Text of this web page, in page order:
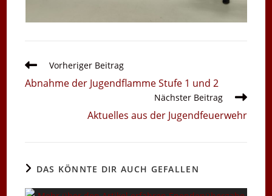
Weitere
Artikel
ansehen
Vorheriger Beitrag
Abnahme der Jugendflamme Stufe 1 und 2
Nächster Beitrag
Aktuelles aus der Jugendfeuerwehr
DAS KÖNNTE DIR AUCH GEFALLEN